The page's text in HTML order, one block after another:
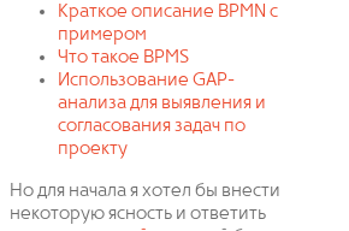
Краткое описание BPMN с
примером
Что такое BPMS
Использование GAP-
анализа для выявления и
согласования задач по
проекту
Но для начала я хотел бы внести
некоторую ясность и ответить